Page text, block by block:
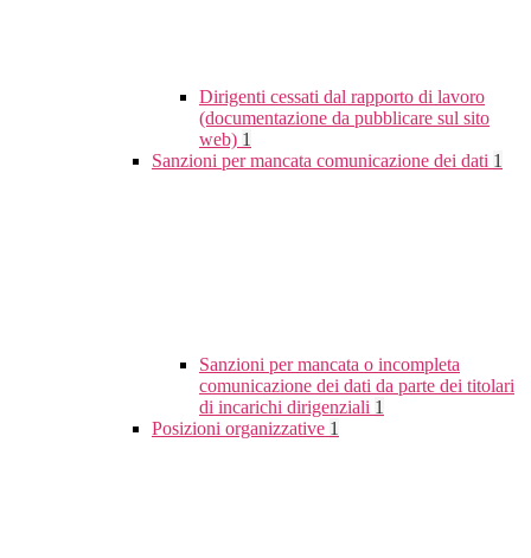
Dirigenti cessati dal rapporto di lavoro
(documentazione da pubblicare sul sito
web) 1
Sanzioni per mancata comunicazione dei dati 1
Sanzioni per mancata o incompleta
comunicazione dei dati da parte dei titolari
di incarichi dirigenziali 1
Posizioni organizzative 1